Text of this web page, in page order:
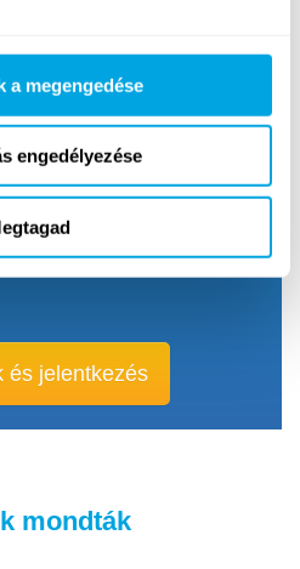
a megengedése
engedélyezése
tanároknak, edzőknek,
videósoknak,
és további 20-féle
és jelentkezés
mondták